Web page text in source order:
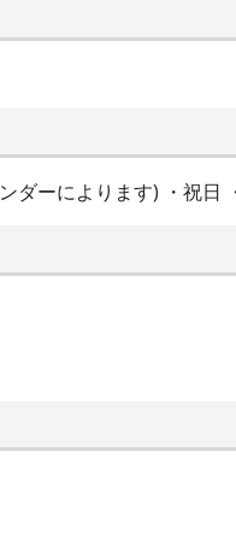
ダーによります) ・祝